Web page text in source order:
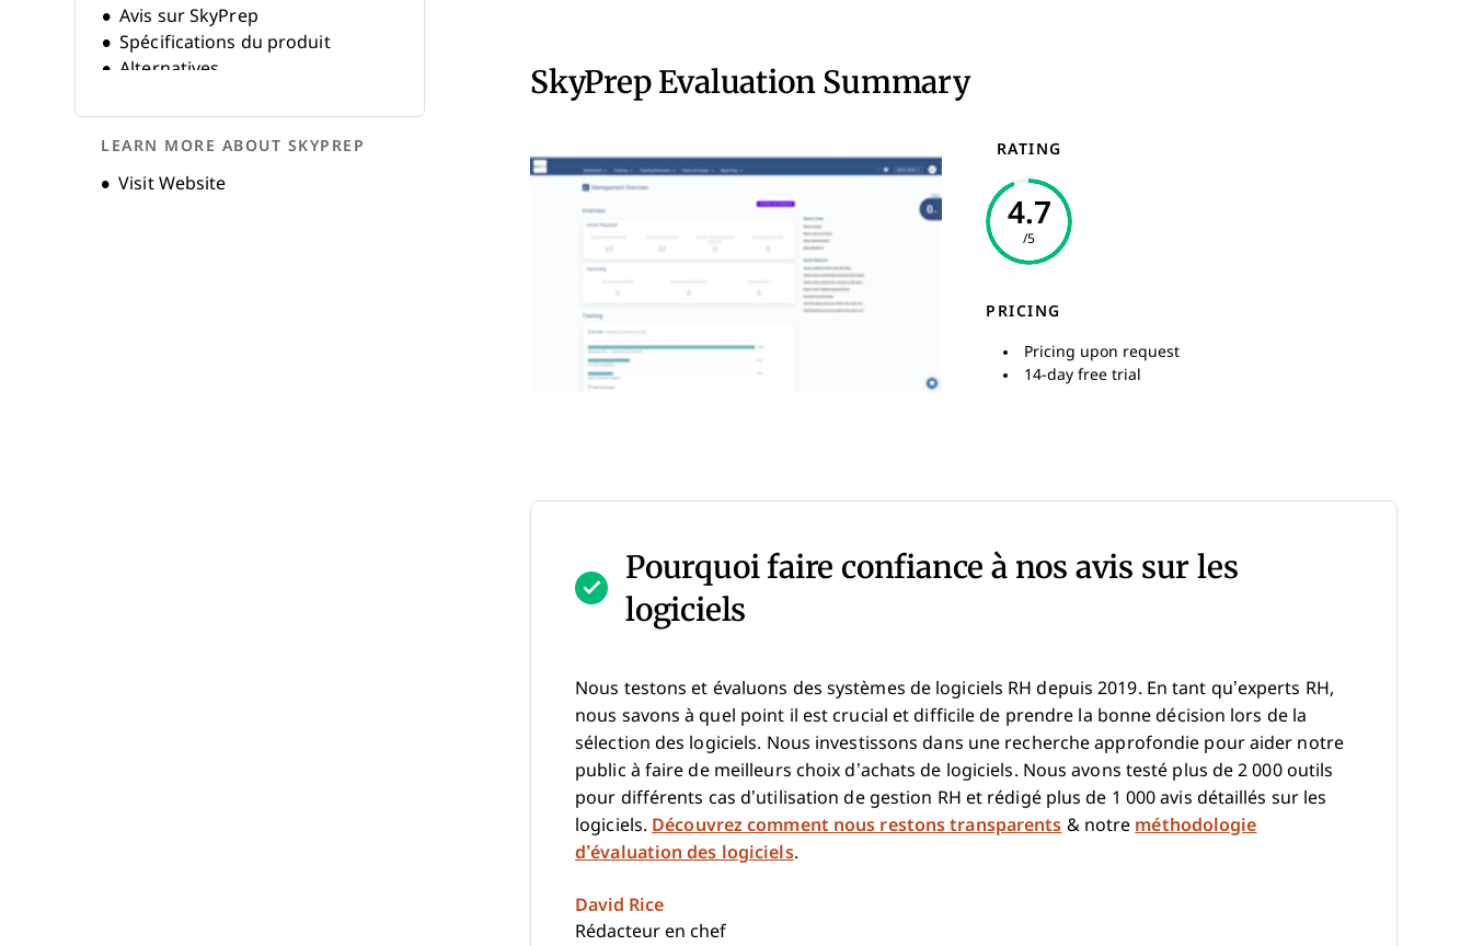
Avis sur SkyPrep
Spécifications du produit
Alternatives
Historique de l’entreprise
LEARN MORE ABOUT SKYPREP
Visit Website
Opens new window
SkyPrep Evaluation Summary
RATING
4.7
/5
PRICING
Pricing upon request
14-day free trial
Pourquoi faire confiance à nos avis sur les
logiciels
Nous testons et évaluons des systèmes de logiciels RH depuis 2019. En tant qu’experts RH,
nous savons à quel point il est crucial et difficile de prendre la bonne décision lors de la
sélection des logiciels. Nous investissons dans une recherche approfondie pour aider notre
public à faire de meilleurs choix d’achats de logiciels. Nous avons testé plus de 2 000 outils
pour différents cas d’utilisation de gestion RH et rédigé plus de 1 000 avis détaillés sur les
logiciels. Découvrez comment nous restons transparents & notre méthodologie
d’évaluation des logiciels.
David Rice
Rédacteur en chef